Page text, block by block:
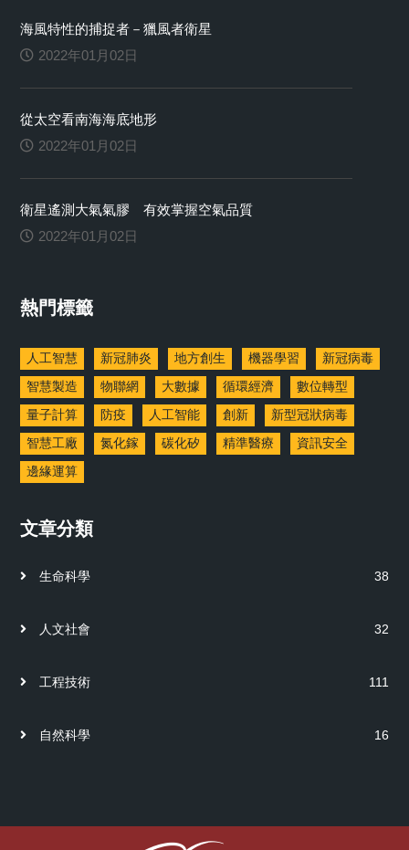
海風特性的捕捉者－獵風者衛星
2022年01月02日
從太空看南海海底地形
2022年01月02日
衛星遙測大氣氣膠 有效掌握空氣品質
2022年01月02日
熱門標籤
人工智慧 新冠肺炎 地方創生 機器學習
新冠病毒
智慧製造
物聯網 大數據 循環經濟
數位轉型
量子計算
防疫 人工智能 創新
新型冠狀病毒
智慧工廠
氮化鎵 碳化矽 精準醫療
資訊安全
邊緣運算
文章分類
生命科學 38
人文社會 32
工程技術 111
自然科學 16